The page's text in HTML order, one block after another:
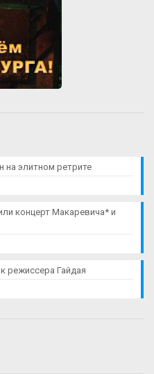
на элитном ретрите
концерт Макаревича* и
режиссера Гайдая